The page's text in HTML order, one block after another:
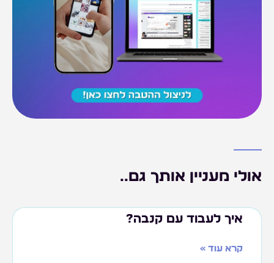
אולי מעניין אותך גם..
איך לעבוד עם קנבה?
קרא עוד »